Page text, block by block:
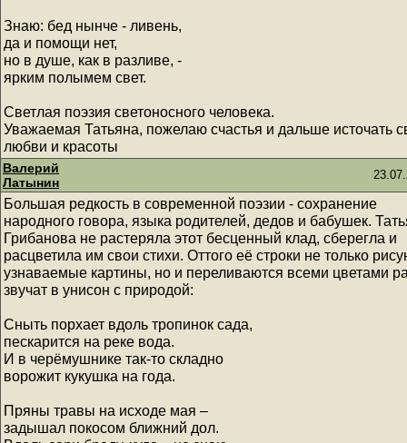
Знаю: бед нынче - ливень,
да и помощи нет,
но в душе, как в разливе, -
ярким полымем свет.
Светлая поэзия светоносного человека.
Уважаемая Татьяна, пожелаю счастья и дальше источать
любви и красоты
Валерий
Латынин
Большая редкость в современной поэзии - сохранение
народного говора, языка родителей, дедов и бабушек.
Грибанова не растеряла этот бесценный клад, сберегла и
расцветила им свои стихи. Оттого её строки не только
узнаваемые картины, но и переливаются всеми цветами
звучат в унисон с природой:
Сныть порхает вдоль тропинок сада,
пескарится на реке вода.
И в черёмушнике так-то складно
ворожит кукушка на года.
Пряны травы на исходе мая –
задышал покосом ближний дол.